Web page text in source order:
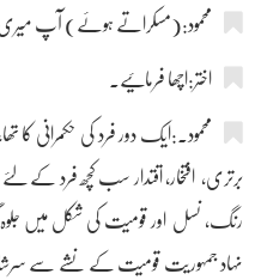
محمود:(مسکراتے ہوئے) آپ میری
اختر:اچھا فرمائیے۔
محمود۔:ایک دور فرد کی حکمرانی کا
برتری، افتخار، اقتدار سب کچھ فرد کے
رنگ، نسل اور قومیت کی شکل میں جلوہ
نہاد جمہوریت قومیت کے نشے سے سرشار ہو